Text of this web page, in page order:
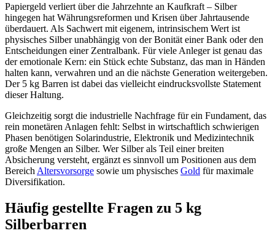
Papiergeld verliert über die Jahrzehnte an Kaufkraft – Silber
hingegen hat Währungsreformen und Krisen über Jahrtausende
überdauert. Als Sachwert mit eigenem, intrinsischem Wert ist
physisches Silber unabhängig von der Bonität einer Bank oder den
Entscheidungen einer Zentralbank. Für viele Anleger ist genau das
der emotionale Kern: ein Stück echte Substanz, das man in Händen
halten kann, verwahren und an die nächste Generation weitergeben.
Der 5 kg Barren ist dabei das vielleicht eindrucksvollste Statement
dieser Haltung.
Gleichzeitig sorgt die industrielle Nachfrage für ein Fundament, das
rein monetären Anlagen fehlt: Selbst in wirtschaftlich schwierigen
Phasen benötigen Solarindustrie, Elektronik und Medizintechnik
große Mengen an Silber. Wer Silber als Teil einer breiten
Absicherung versteht, ergänzt es sinnvoll um Positionen aus dem
Bereich Altersvorsorge sowie um physisches Gold für maximale
Diversifikation.
Häufig gestellte Fragen zu 5 kg
Silberbarren